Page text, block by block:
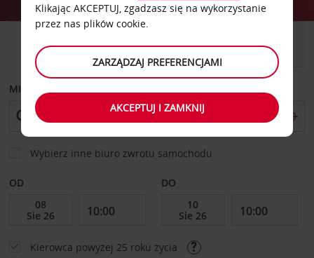
DOSTAWCZY
MIEJSCE ODBIORU
Wybierz inne biuro zwrotu samochodu
OD DO
Kierowca powyżej 25 roku życia
Klikając AKCEPTUJ, zgadzasz się na wykorzystanie
przez nas plików cookie.
ZARZĄDZAJ PREFERENCJAMI
AKCEPTUJ I ZAMKNIJ